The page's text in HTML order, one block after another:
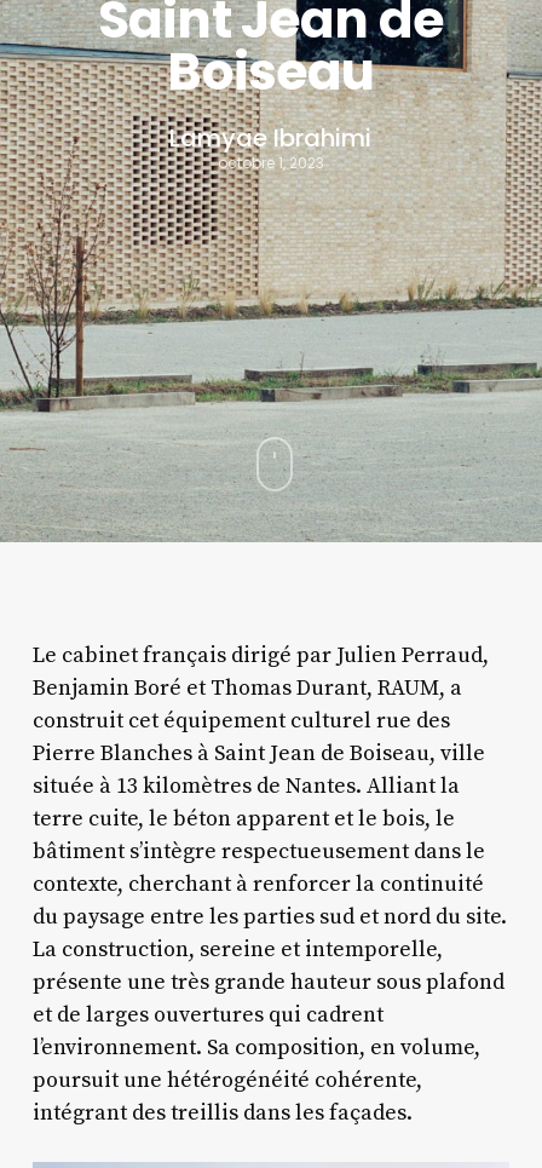
Saint Jean de
Boiseau
Lamyae Ibrahimi
octobre 1, 2023
Le cabinet français dirigé par Julien Perraud,
Benjamin Boré et Thomas Durant, RAUM, a
construit cet équipement culturel rue des
Pierre Blanches à Saint Jean de Boiseau, ville
située à 13 kilomètres de Nantes. Alliant la
terre cuite, le béton apparent et le bois, le
bâtiment s’intègre respectueusement dans le
contexte, cherchant à renforcer la continuité
du paysage entre les parties sud et nord du site.
La construction, sereine et intemporelle,
présente une très grande hauteur sous plafond
et de larges ouvertures qui cadrent
l’environnement. Sa composition, en volume,
poursuit une hétérogénéité cohérente,
intégrant des treillis dans les façades.